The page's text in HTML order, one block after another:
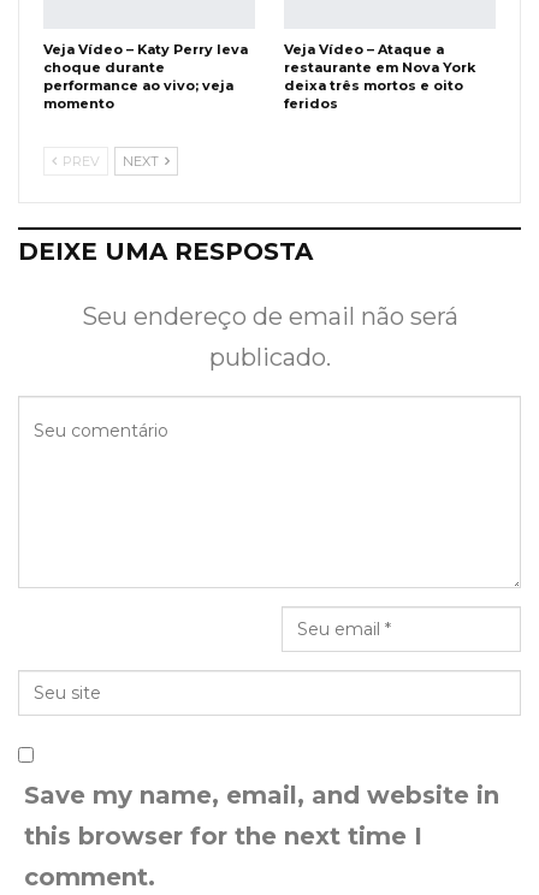
Veja Vídeo – Katy Perry leva
choque durante
performance ao vivo; veja
momento
Veja Vídeo – Ataque a
restaurante em Nova York
deixa três mortos e oito
feridos
PREV NEXT
DEIXE UMA RESPOSTA
Seu endereço de email não será
publicado.
Save my name, email, and website in
this browser for the next time I
comment.